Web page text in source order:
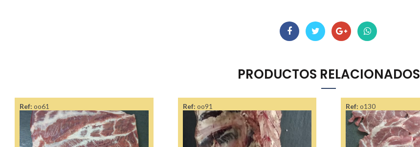
PRODUCTOS RELACIONADOS
Ref: oo61 Ref: oo91 Ref: o130